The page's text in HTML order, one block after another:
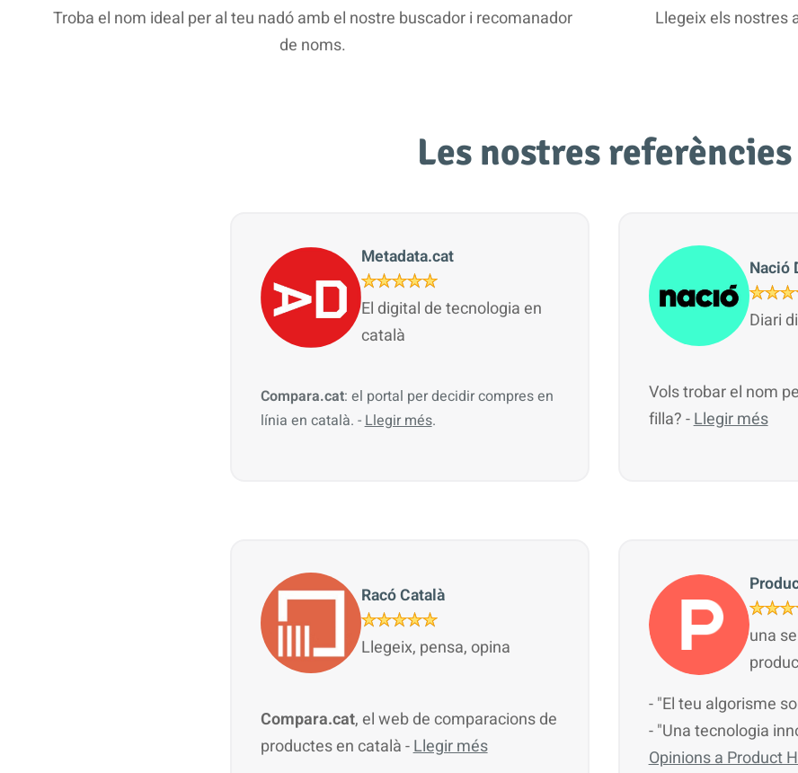
Troba el nom ideal per al teu nadó amb el nostre buscador i recomanador
de noms.
Llegeix els nostres
Les nostres referències
Compara.cat: el portal per decidir compres en
línia en català. -Llegir més.
Metadata.cat
El digital de tecnologia en
català
Vols trobar el nom
filla? -Llegir més
Nació
Diari
Compara.cat, el web de comparacions de
productes en català -Llegir més
Racó Català
Llegeix, pensa, opina
- "El teu algorisme
- "Una tecnologia
Opinions a Product
una